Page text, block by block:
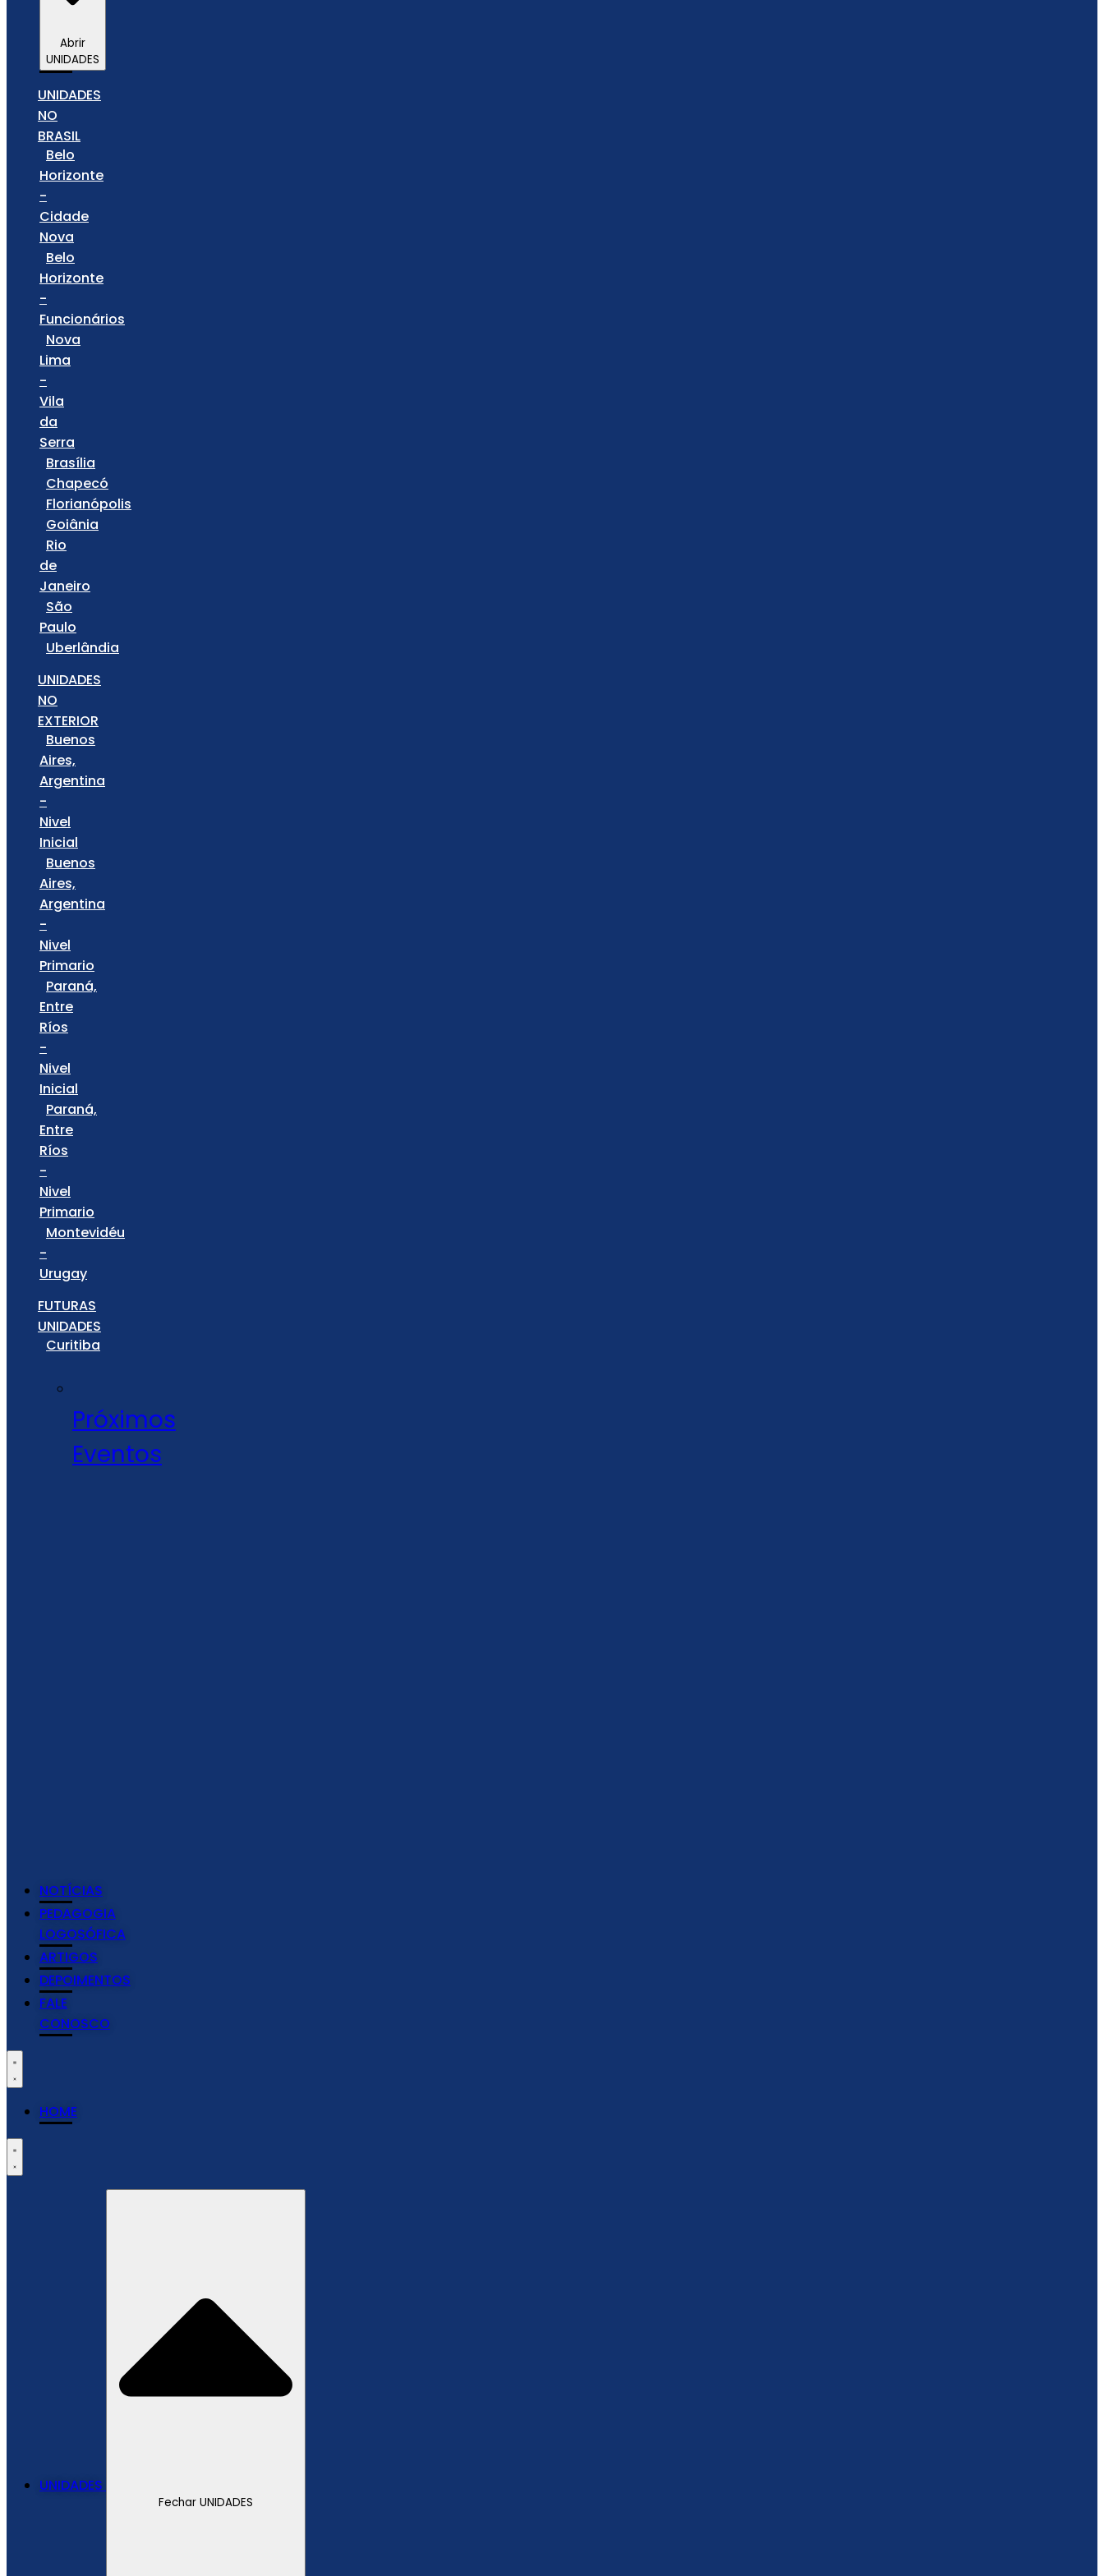
Abrir
UNIDADES
UNIDADES
NO
BRASIL
Belo
Horizonte
-
Cidade
Nova
Belo
Horizonte
-
Funcionários
Nova
Lima
-
Vila
da
Serra
Brasília
Chapecó
Florianópolis
Goiânia
Rio
de
Janeiro
São
Paulo
Uberlândia
UNIDADES
NO
EXTERIOR
Buenos
Aires,
Argentina
-
Nivel
Inicial
Buenos
Aires,
Argentina
-
Nivel
Primario
Paraná,
Entre
Ríos
-
Nivel
Inicial
Paraná,
Entre
Ríos
-
Nivel
Primario
Montevidéu
-
Urugay
FUTURAS
UNIDADES
Curitiba
Próximos
Eventos
NOTÍCIAS
PEDAGOGIA
LOGOSÓFICA
ARTIGOS
DEPOIMENTOS
FALE
CONOSCO
HOME
UNIDADES
Fechar UNIDADES